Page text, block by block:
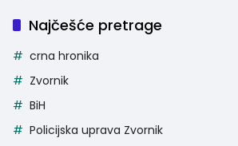
Najčešće pretrage
crna hronika
Zvornik
BiH
Policijska uprava Zvornik